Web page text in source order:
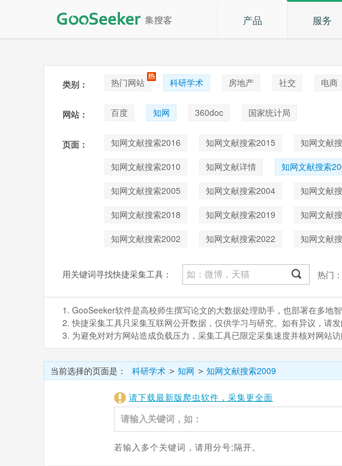
产品 服务
类别： 热门网站 科研学术 房地产 社交 电商
论坛贴吧
招聘 拍卖 音乐
网站： 百度 知网 360doc 国家统计局
页面： 知网文献搜索2016 知网文献搜索2015 知网文献
知网文献搜索2010
知网文献详情 知网文献搜索
知网文献搜索2005
知网文献搜索2004 知网文献
知网文献搜索2018
知网文献搜索2019 知网文献
知网文献搜索2002
知网文献搜索2022 知网文献
用关键词寻找快捷采集工具： 热门：
1. GooSeeker软件是高校师生撰写论文的大数据处理助手，也部署在多地
2. 快捷采集工具只采集互联网公开数据，仅供学习与研究。如有异议，请
3. 为避免对对方网站造成负载压力，采集工具已限定采集速度并核对网站访
当前选择的页面是： 科研学术 > 知网 > 知网文献搜索2009
请下载最新版爬虫软件，采集更全面
若输入多个关键词，请用分号;隔开。